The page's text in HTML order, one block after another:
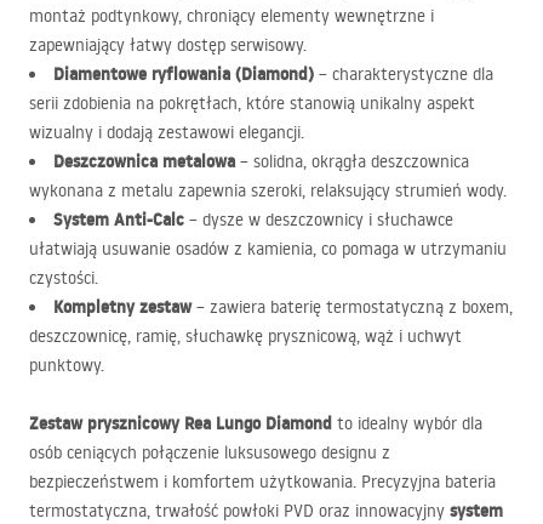
montaż podtynkowy, chroniący elementy wewnętrzne i
zapewniający łatwy dostęp serwisowy.
Diamentowe ryflowania (Diamond) – charakterystyczne dla
serii zdobienia na pokrętłach, które stanowią unikalny aspekt
wizualny i dodają zestawowi elegancji.
Deszczownica metalowa – solidna, okrągła deszczownica
wykonana z metalu zapewnia szeroki, relaksujący strumień wody.
System Anti-Calc – dysze w deszczownicy i słuchawce
ułatwiają usuwanie osadów z kamienia, co pomaga w utrzymaniu
czystości.
Kompletny zestaw– zawiera baterię termostatyczną z boxem,
deszczownicę, ramię, słuchawkę prysznicową, wąż i uchwyt
punktowy.
Zestaw prysznicowy Rea Lungo Diamond to idealny wybór dla
osób ceniących połączenie luksusowego designu z
bezpieczeństwem i komfortem użytkowania. Precyzyjna bateria
termostatyczna, trwałość powłoki PVD oraz innowacyjny system